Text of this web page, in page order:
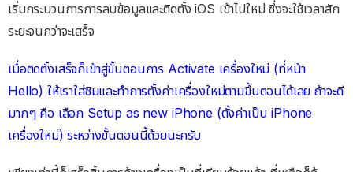
เริ่มกระบวนการการลบข้อมูลและติดตั้ง iOS เข้าไปใหม่ ซึ่งจะใช้เวลาสัก
ระยะจนกว่าจะเสร็จ
เมื่อติดตั้งเสร็จก็เข้าสู่ขั้นตอนการ Activate เครื่องใหม่ (ที่หน้า
Hello) ให้เราใส่ซิมและทำการตั้งค่าเครื่องใหม่ตามขึ้นตอนได้เลย ถ้าจะดี
มากๆ คือ เลือก Setup as new iPhone (ตั้งค่าเป็น iPhone
เครื่องใหม่) ระหว่างขั้นตอนนี้ด้วยนะครับ